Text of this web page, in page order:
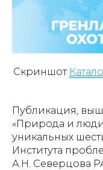
Скриншот
Публикация,
«Природа и
уникальных
Института
А.Н. Северцова